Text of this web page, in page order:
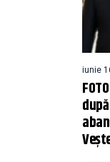
iunie